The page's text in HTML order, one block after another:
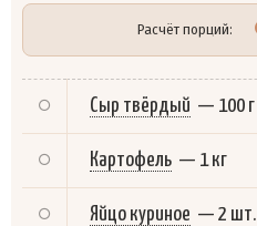
Расчёт порций:
Сыр твёрдый — 100 г
Картофель — 1 кг
Яйцо куриное — 2 шт.